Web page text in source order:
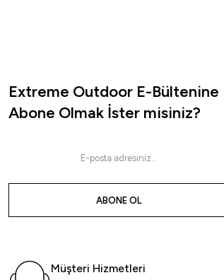
Extreme Outdoor E-Bültenine
Abone Olmak İster misiniz?
ABONE OL
Müşteri Hizmetleri